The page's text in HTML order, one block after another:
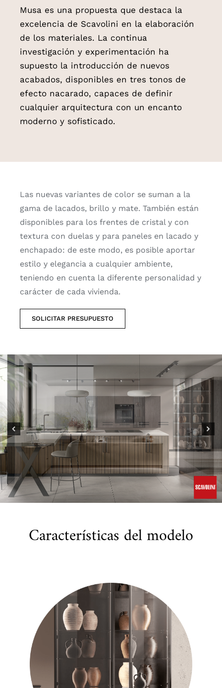
Musa es una propuesta que destaca la
excelencia de Scavolini en la elaboración
de los materiales. La continua
investigación y experimentación ha
supuesto la introducción de nuevos
acabados, disponibles en tres tonos de
efecto nacarado, capaces de definir
cualquier arquitectura con un encanto
moderno y sofisticado.
Las nuevas variantes de color se suman a la
gama de lacados, brillo y mate. También están
disponibles para los frentes de cristal y con
textura con duelas y para paneles en lacado y
enchapado: de este modo, es posible aportar
estilo y elegancia a cualquier ambiente,
teniendo en cuenta la diferente personalidad y
carácter de cada vivienda.
SOLICITAR PRESUPUESTO
Características del modelo